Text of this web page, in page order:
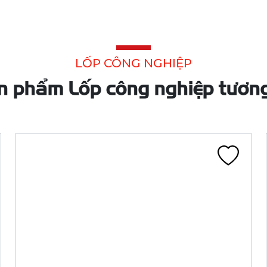
Đã tính VAT
Chi tiết